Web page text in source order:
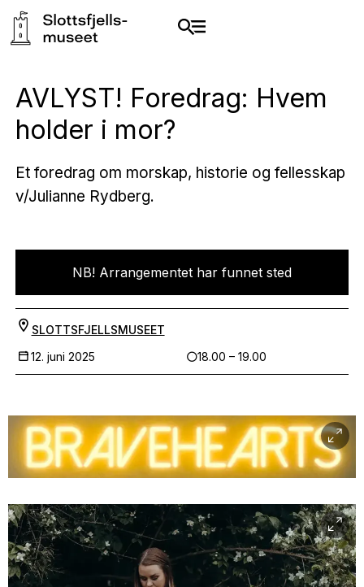
AVLYST! Foredrag: Hvem
holder i mor?
Et foredrag om morskap, historie og fellesskap
v/Julianne Rydberg.
NB! Arrangementet har funnet sted
SLOTTSFJELLSMUSEET
12. juni 2025
18.00 – 19.00